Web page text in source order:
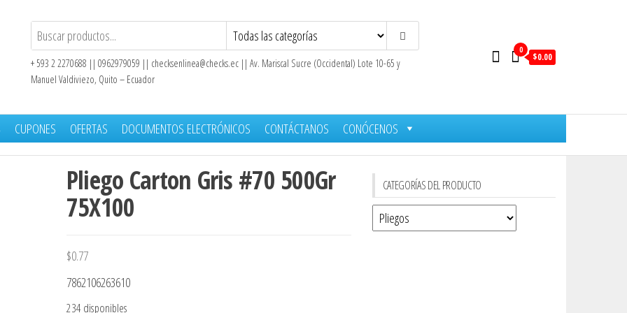
+ 593 2 2270688 || 0962979059 || checksenlinea@checks.ec || Av. Mariscal Sucre (Occidental) Lote 10-65 y
Manuel Valdiviezo, Quito – Ecuador
0
$0.00
CUPONES OFERTAS DOCUMENTOS ELECTRÓNICOS CONTÁCTANOS CONÓCENOS
Pliego Carton Gris #70 500Gr
75X100
$0.77
7862106263610
234 disponibles
CATEGORÍAS DEL PRODUCTO